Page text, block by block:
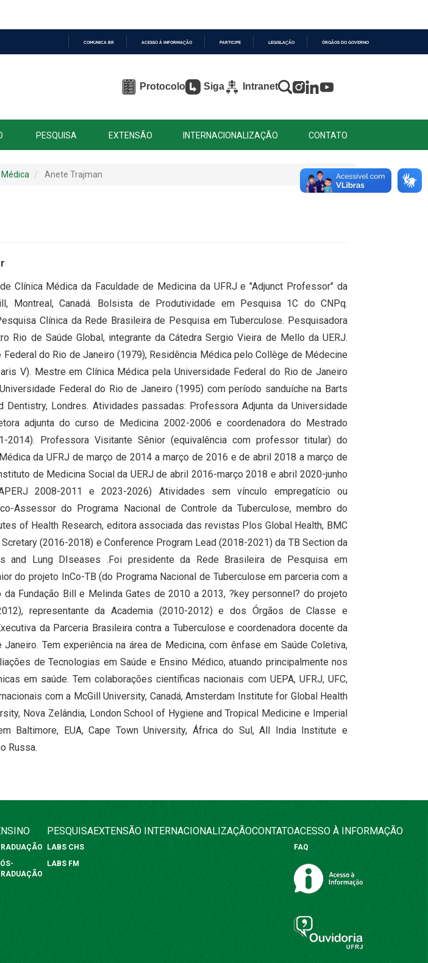
COMUNICA BR ACESSO À INFORMAÇÃO PARTICIPE LEGISLAÇÃO ÓRGÃOS DO GOVERNO
Protocolo Siga Intranet
PESQUISA EXTENSÃO INTERNACIONALIZAÇÃO CONTATO
Anete Trajman
Clínica Médica da Faculdade de Medicina da UFRJ e "Adjunct Professor" da
Montreal, Canadá. Bolsista de Produtividade em Pesquisa 1C do CNPq.
Clínica da Rede Brasileira de Pesquisa em Tuberculose. Pesquisadora
Rio de Saúde Global, integrante da Cátedra Sergio Vieira de Mello da UERJ.
do Rio de Janeiro (1979), Residência Médica pelo Collège de Médecine
V). Mestre em Clínica Médica pela Universidade Federal do Rio de Janeiro
Federal do Rio de Janeiro (1995) com período sanduíche na Barts
Londres. Atividades passadas: Professora Adjunta da Universidade
adjunta do curso de Medicina 2002-2006 e coordenadora do Mestrado
2014). Professora Visitante Sênior (equivalência com professor titular) do
da UFRJ de março de 2014 a março de 2016 e de abril 2018 a março de
de Medicina Social da UERJ de abril 2016-março 2018 e abril 2020-junho
2008-2011 e 2023-2026) Atividades sem vínculo empregatício ou
Assessor do Programa Nacional de Controle da Tuberculose, membro do
of Health Research, editora associada das revistas Plos Global Health, BMC
(2016-2018) e Conference Program Lead (2018-2021) da TB Section da
and Lung DIseases .Foi presidente da Rede Brasileira de Pesquisa em
do projeto InCo-TB (do Programa Nacional de Tuberculose em parceria com a
da Fundação Bill e Melinda Gates de 2010 a 2013, ?key personnel? do projeto
representante da Academia (2010-2012) e dos Órgãos de Classe e
da Parceria Brasileira contra a Tuberculose e coordenadora docente da
Tem experiência na área de Medicina, com ênfase em Saúde Coletiva,
de Tecnologias em Saúde e Ensino Médico, atuando principalmente nos
em saúde. Tem colaborações científicas nacionais com UEPA, UFRJ, UFC,
com a McGill University, Canadá, Amsterdam Institute for Global Health
Nova Zelândia, London School of Hygiene and Tropical Medicine e Imperial
Baltimore, EUA, Cape Town University, África do Sul, All India Institute e
Russa.
PESQUISA
LABS CHS
LABS FM
EXTENSÃO INTERNACIONALIZAÇÃOCONTATOACESSO À INFORMAÇÃO
FAQ